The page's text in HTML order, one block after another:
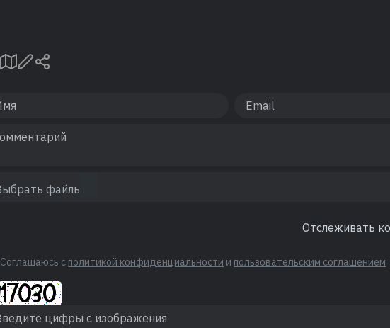
Отслеживать
Соглашаюсь с политикой конфиденциальности и пользовательским соглашением